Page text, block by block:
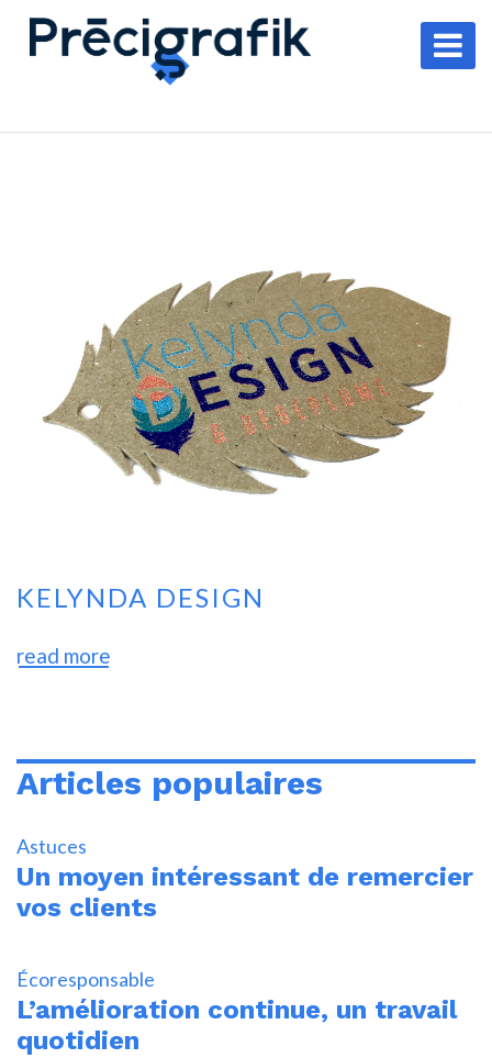
KELYNDA DESIGN
read more
Articles populaires
Astuces
Un moyen intéressant de remercier
vos clients
Écoresponsable
L’amélioration continue, un travail
quotidien